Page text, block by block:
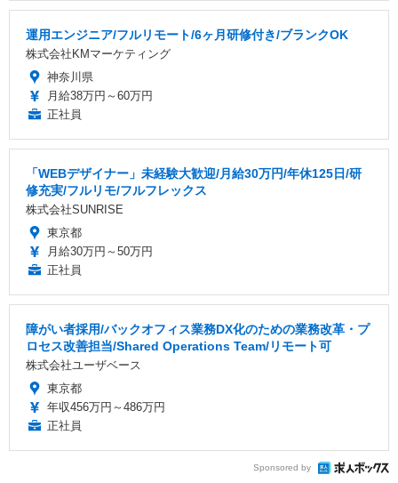
運用エンジニア/フルリモート/6ヶ月研修付き/ブランクOK
株式会社KMマーケティング
神奈川県
月給38万円～60万円
正社員
「WEBデザイナー」未経験大歓迎/月給30万円/年休125日/研
修充実/フルリモ/フルフレックス
株式会社SUNRISE
東京都
月給30万円～50万円
正社員
障がい者採用/バックオフィス業務DX化のための業務改革・プ
ロセス改善担当/Shared Operations Team/リモート可
株式会社ユーザベース
東京都
年収456万円～486万円
正社員
Sponsored by